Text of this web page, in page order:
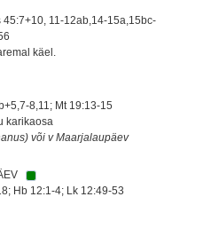
45:7+10, 11-12ab,14-15a,15bc-
käel.
8,11; Mt 19:13-15
karikaosa
või v Maarjalaupäev
Hb 12:1-4; Lk 12:49-53